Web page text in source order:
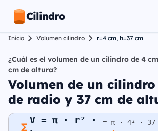
Cilindro
Inicio Volumen cilindro r=4 cm, h=37 cm
¿Cuál es el volumen de un cilindro de 4
cm de altura?
Volumen de un cilindro
de radio y 37 cm de
V = π · r² ·
= π · 4² · 37